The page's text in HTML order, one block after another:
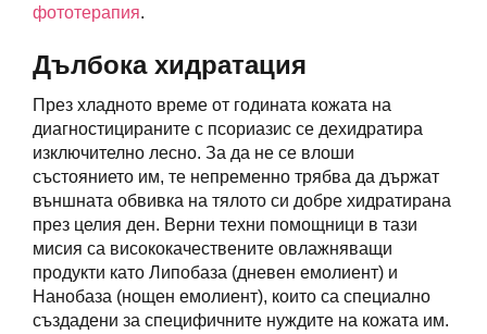
фототерапия.
Дълбока хидратация
През хладното време от годината кожата на
диагностицираните с псориазис се дехидратира
изключително лесно. За да не се влоши
състоянието им, те непременно трябва да държат
външната обвивка на тялото си добре хидратирана
през целия ден. Верни техни помощници в тази
мисия са висококачествените овлажняващи
продукти като Липобаза (дневен емолиент) и
Нанобаза (нощен емолиент), които са специално
създадени за специфичните нуждите на кожата им.